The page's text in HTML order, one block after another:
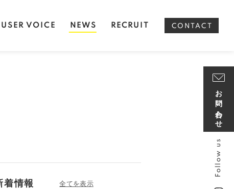
USER VOICE NEWS RECRUIT CONTACT
着情報
お問い合わせ
Follow us